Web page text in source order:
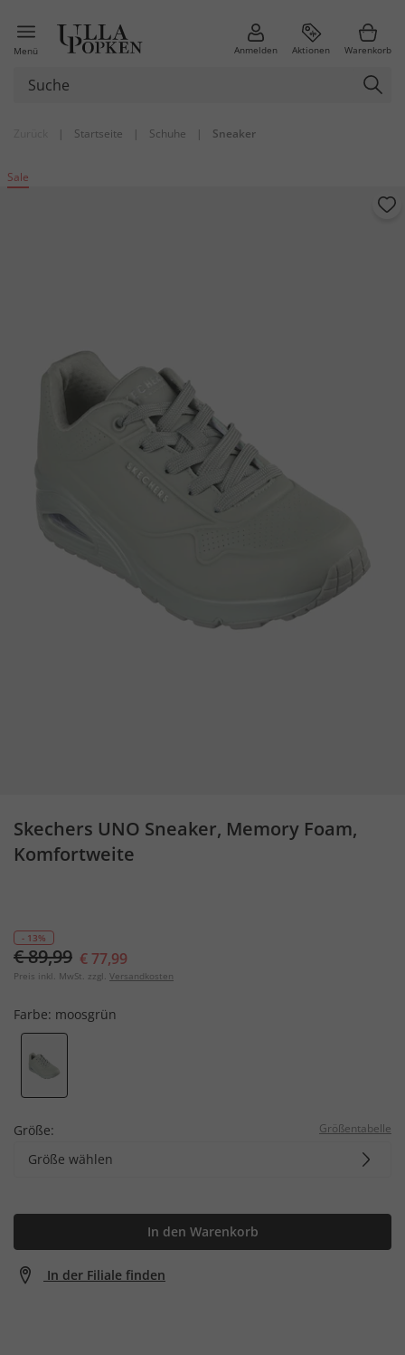
Menü Anmelden Aktionen Warenkorb
| Startseite | Schuhe | Sneaker
Sale
Skechers UNO Sneaker, Memory Foam,
Komfortweite
- 13%
€ 89,99 € 77,99
Preis inkl. MwSt. zzgl. Versandkosten
Farbe: moosgrün
Größe: Größentabelle
Größe wählen
In den Warenkorb
In der Filiale finden